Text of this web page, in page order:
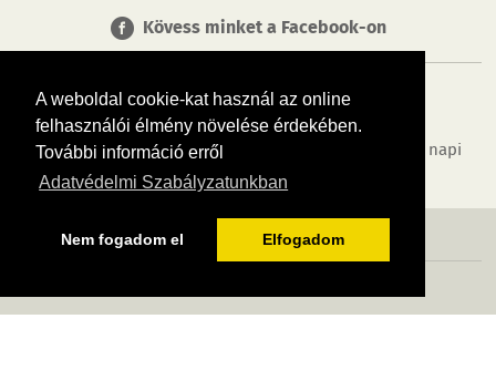
A weboldal cookie-kat használ az online
felhasználói élmény növelése érdekében.
További információ erről
Adatvédelmi Szabályzatunkban
Nem fogadom el Elfogadom
Kövess minket a Facebook-on
Tudj meg többet városodról! Hírek, programok, képek, napi
menü, cégek…. és minden, ami Biatorbágy
MÉDIAAJÁNLÓ ADATVÉDELEM IMPRESSZUM RÓLUNK